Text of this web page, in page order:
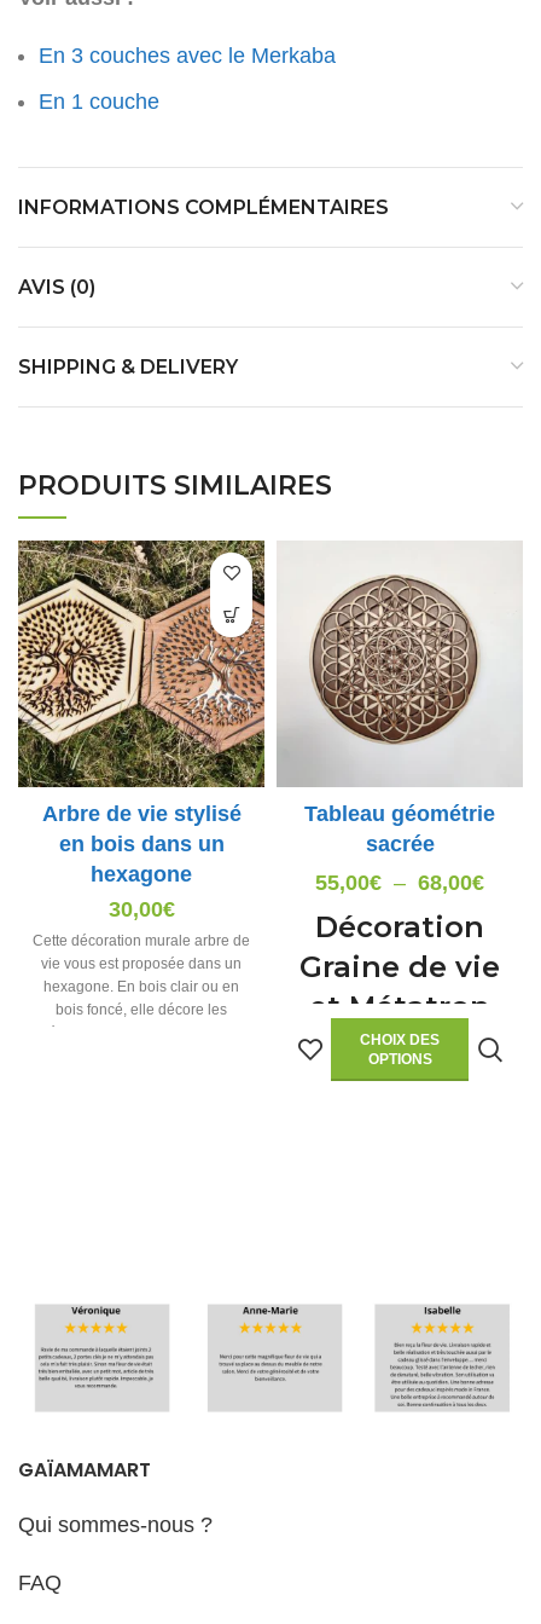
En 3 couches avec le Merkaba
En 1 couche
INFORMATIONS COMPLÉMENTAIRES
AVIS (0)
SHIPPING & DELIVERY
PRODUITS SIMILAIRES
Arbre de vie stylisé
en bois dans un
hexagone
30,00€
Cette décoration murale arbre de
vie vous est proposée dans un
hexagone. En bois clair ou en
bois foncé, elle décore les
réalisation et
d'expédition
Tableau géométrie
sacrée
55,00€ – 68,00€Plage
Décoration
Graine de vie
et Métatron
Cette décoration murale en
Délais de
réalisation et
CHOIX DES
OPTIONS
GAÏAMAMART
Qui sommes-nous ?
FAQ